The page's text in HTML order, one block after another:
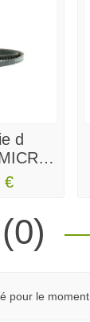
d
€
pour le moment.